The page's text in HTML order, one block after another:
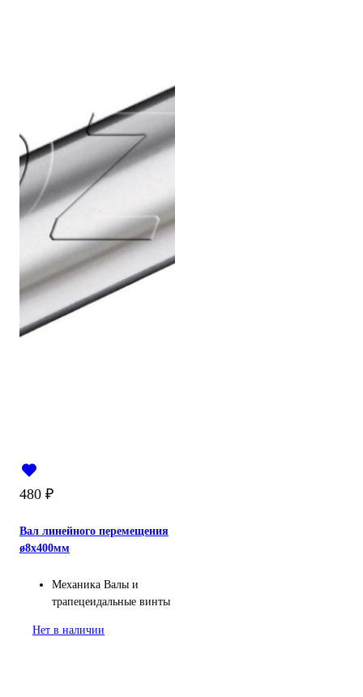
480 ₽
Вал линейного перемещения
ø8х400мм
Механика Валы и
трапецеидальные винты
Нет в наличии